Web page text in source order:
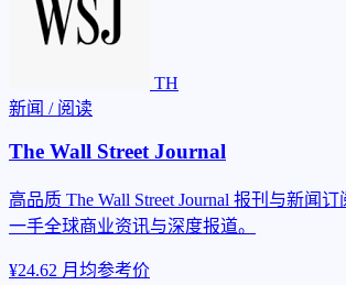
TH
新闻 / 阅读
The Wall Street Journal
高品质 The Wall Street Journal 报刊与新闻
一手全球商业资讯与深度报道。
¥24.62 月均参考价